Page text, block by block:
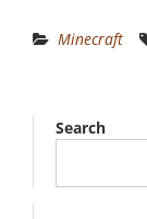
Minecraft
Search